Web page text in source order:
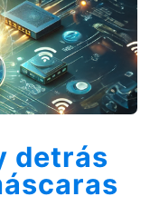
detrás